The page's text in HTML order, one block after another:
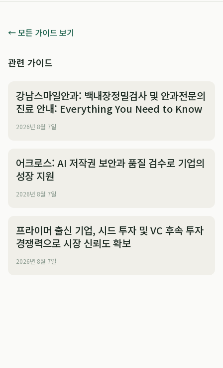
← 모든 가이드 보기
관련 가이드
강남스마일안과: 백내장정밀검사 및 안과전문의
진료 안내: Everything You Need to Know
2026년 8월 7일
어크로스: AI 저작권 보안과 품질 검수로 기업의
성장 지원
2026년 8월 7일
프라이머 출신 기업, 시드 투자 및 VC 후속 투자
경쟁력으로 시장 신뢰도 확보
2026년 8월 7일